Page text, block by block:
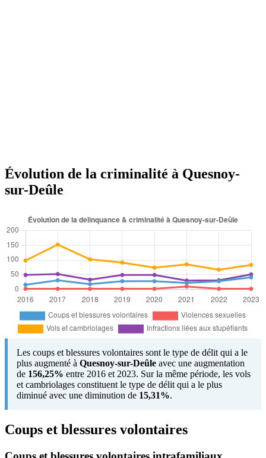
Évolution de la criminalité à Quesnoy-
sur-Deûle
Les coups et blessures volontaires sont le type de délit qui a le
plus augmenté à Quesnoy-sur-Deûle avec une augmentation
de 156,25% entre 2016 et 2023. Sur la même période, les vols
et cambriolages constituent le type de délit qui a le plus
diminué avec une diminution de 15,31%.
Coups et blessures volontaires